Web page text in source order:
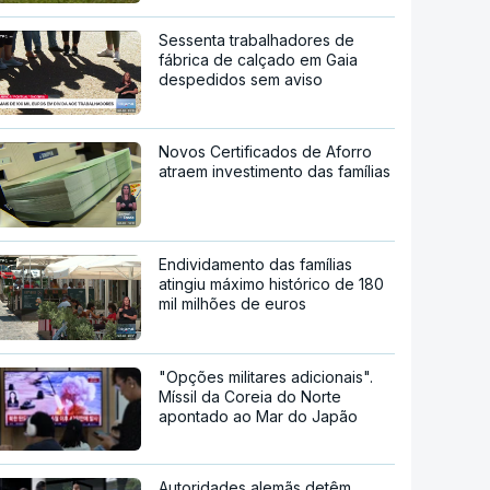
Sessenta trabalhadores de
fábrica de calçado em Gaia
despedidos sem aviso
Novos Certificados de Aforro
atraem investimento das famílias
Endividamento das famílias
atingiu máximo histórico de 180
mil milhões de euros
"Opções militares adicionais".
Míssil da Coreia do Norte
apontado ao Mar do Japão